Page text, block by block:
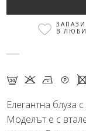
ЗАПАЗИ
В
G K N Q
Елегантна блуза
Моделът е с